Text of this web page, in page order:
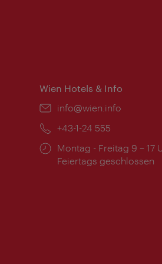
Wien Hotels & Info
Email:
info@wien.info
Telefon:
+43-1-24 555
Öffnungszeiten:
Montag - Freitag 9 – 17
Feiertags geschlossen